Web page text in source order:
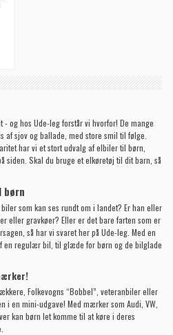
og hos Ude-leg forstår vi hvorfor! De mange
sjov og ballade, med store smil til følge.
har vi et stort udvalg af elbiler til børn,
siden. Skal du bruge et elkøretøj til dit barn, så
børn
som kan ses rundt om i landet? Er han eller
eller gravkøer? Eller er det bare farten som er
så har vi svaret her på Ude-leg. Med en
en regulær bil, til glæde for børn og de bilglade
Folkevogns “Bobbel”, veteranbiler eller
i en mini-udgave! Med mærker som Audi, VW,
kan børn let komme til at køre i deres